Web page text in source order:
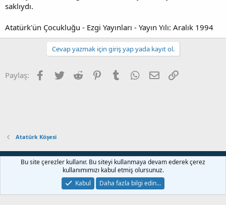
saklıydı.
Atatürk'ün Çocukluğu - Ezgi Yayınları - Yayın Yılı: Aralık 1994
Cevap yazmak için giriş yap yada kayıt ol.
Paylaş: Facebook
Twitter Reddit PinterestTumblr WhatsApp
E-posta
Atatürk Köşesi
Bize ulaşın Şartlar ve kurallar Gizlilik politikası
Yardım
Community platform by XenForo © 2010-2022 XenForo Ltd.
Bu site çerezler kullanır. Bu siteyi kullanmaya devam ederek çerez
kullanımımızı kabul etmiş olursunuz.
Kabul
Daha fazla bilgi edin…